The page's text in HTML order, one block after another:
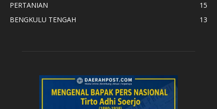
PERTANIAN
15
BENGKULU TENGAH
13